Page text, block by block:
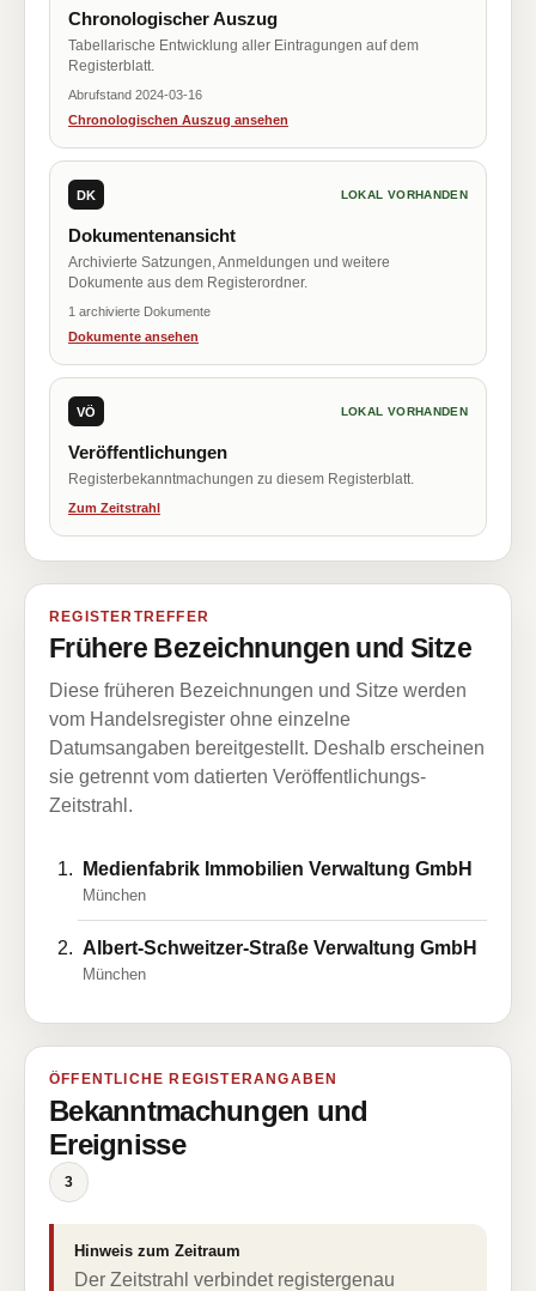
Chronologischer Auszug
Tabellarische Entwicklung aller Eintragungen auf dem
Registerblatt.
Abrufstand 2024-03-16
Chronologischen Auszug ansehen
DK LOKAL VORHANDEN
Dokumentenansicht
Archivierte Satzungen, Anmeldungen und weitere
Dokumente aus dem Registerordner.
1 archivierte Dokumente
Dokumente ansehen
VÖ LOKAL VORHANDEN
Veröffentlichungen
Registerbekanntmachungen zu diesem Registerblatt.
Zum Zeitstrahl
REGISTERTREFFER
Frühere Bezeichnungen und Sitze
Diese früheren Bezeichnungen und Sitze werden
vom Handelsregister ohne einzelne
Datumsangaben bereitgestellt. Deshalb erscheinen
sie getrennt vom datierten Veröffentlichungs-
Zeitstrahl.
Medienfabrik Immobilien Verwaltung GmbH
München
Albert-Schweitzer-Straße Verwaltung GmbH
München
ÖFFENTLICHE REGISTERANGABEN
Bekanntmachungen und
Ereignisse
3
Hinweis zum Zeitraum
Der Zeitstrahl verbindet registergenau